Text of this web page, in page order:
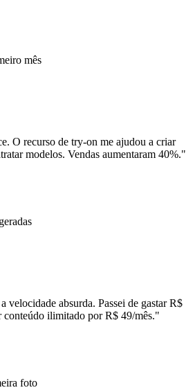
mês
O recurso de try-on me ajudou a criar
modelos. Vendas aumentaram 40%."
velocidade absurda. Passei de gastar R$
conteúdo ilimitado por R$ 49/mês."
foto